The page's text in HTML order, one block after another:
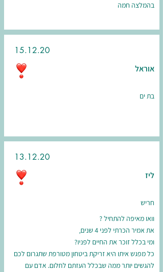
בהמלצה חמה
15.12.20
אוראל
בת ים
13.12.20
ליז
חריש
וואו מאיפה להתחיל ?
את אמיר הכרתי לפני 4 שנים,
ומי בכלל זוכר את החיים לפניו?
כל מפגש איתו היא זריקת ביטחון מטורפת שתגרום לכם
להגשים יותר ממה שבכלל העזתם לחלום. אדם עם